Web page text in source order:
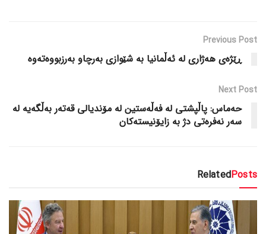
Previous Post
ڕێژەی هەژاری لە ئەڵمانیا بە شێوازی بەرچاو بەرزبووەتەوە
Next Post
حەماس: پاڵپشتی لە فەڵەستین لە مۆندیالی قەتەر بەڵگەیە لە
سەر نەفرەتی دژ بە زایۆنیستەکان
RelatedPosts